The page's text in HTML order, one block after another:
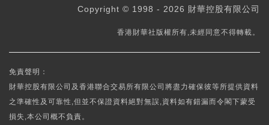
Copyright © 1998 - 2026 財華控股有限公司
香港財華社版權所有,未經同意不得轉載。
免責聲明：
財華控股有限公司及香港聯合交易所有限公司將盡力確保彼等所提供資料
之準確性及可靠性,但並不保證資料絕對無誤,資料如有錯漏而令閣下蒙受
損失,本公司概不負責。